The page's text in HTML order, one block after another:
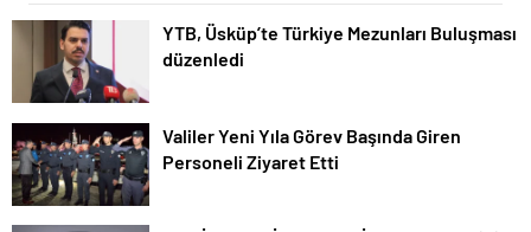
YTB, Üsküp’te Türkiye Mezunları Buluşması
düzenledi
Valiler Yeni Yıla Görev Başında Giren
Personeli Ziyaret Etti